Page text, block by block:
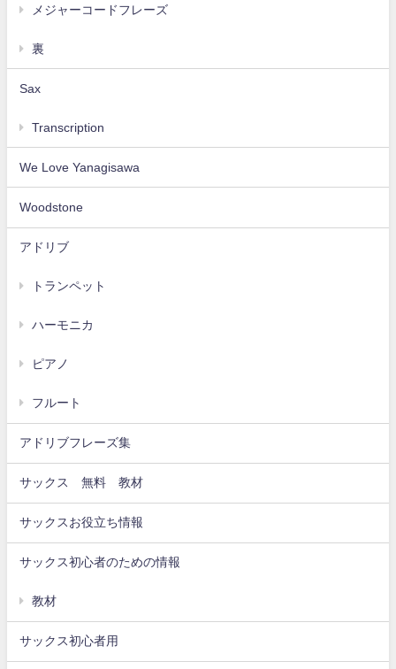
メジャーコードフレーズ
裏
Sax
Transcription
We Love Yanagisawa
Woodstone
アドリブ
トランペット
ハーモニカ
ピアノ
フルート
アドリブフレーズ集
サックス 無料 教材
サックスお役立ち情報
サックス初心者のための情報
教材
サックス初心者用